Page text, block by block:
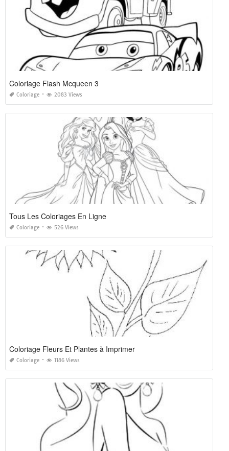
Coloriage Flash Mcqueen 3
Coloriage 2083 Views
Tous Les Coloriages En Ligne
Coloriage 526 Views
Coloriage Fleurs Et Plantes à Imprimer
Coloriage 1186 Views